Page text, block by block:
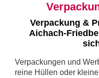
Verpackung &
Aichach-
Verpackungen und
reine Hüllen oder